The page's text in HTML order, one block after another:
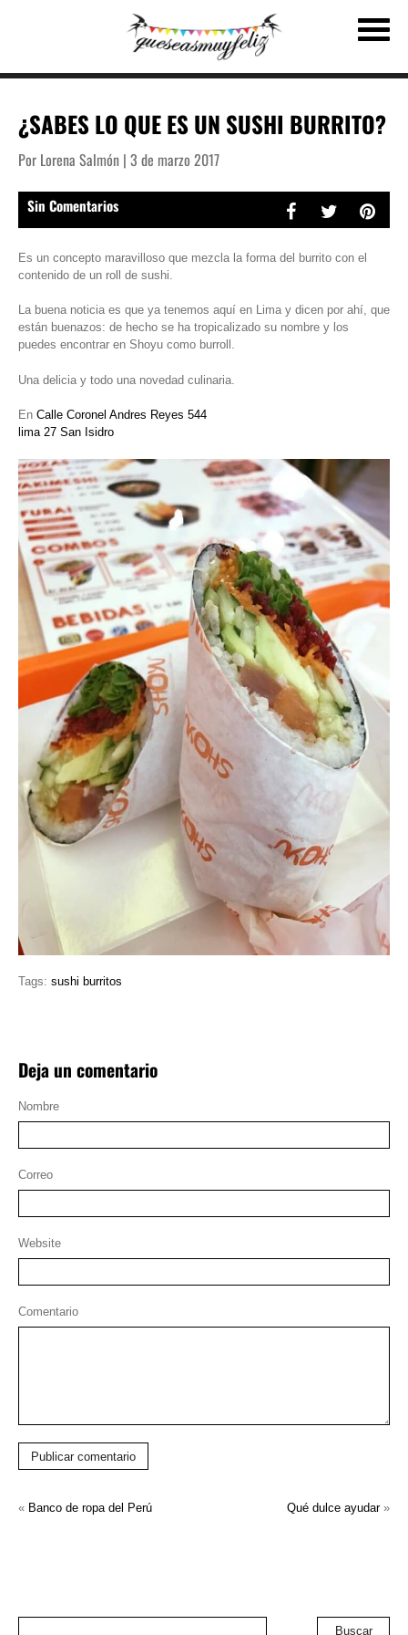
¿SABES LO QUE ES UN SUSHI BURRITO?
Por Lorena Salmón | 3 de marzo 2017
Sin Comentarios
Es un concepto maravilloso que mezcla la forma del burrito con el
contenido de un roll de sushi.
La buena noticia es que ya tenemos aquí en Lima y dicen por ahí, que
están buenazos: de hecho se ha tropicalizado su nombre y los
puedes encontrar en Shoyu como burroll.
Una delicia y todo una novedad culinaria.
En Calle Coronel Andres Reyes 544
lima 27 San Isidro
Tags: sushi burritos
Deja un comentario
Nombre
Correo
Website
Comentario
Publicar comentario
« Banco de ropa del Perú Qué dulce ayudar»
Buscar